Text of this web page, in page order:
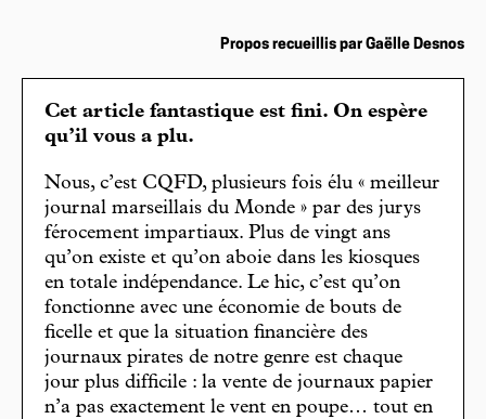
Propos recueillis par Gaëlle Desnos
Cet article fantastique est fini. On espère
qu’il vous a plu.
Nous, c’est CQFD, plusieurs fois élu « meilleur
journal marseillais du Monde » par des jurys
férocement impartiaux. Plus de vingt ans
qu’on existe et qu’on aboie dans les kiosques
en totale indépendance. Le hic, c’est qu’on
fonctionne avec une économie de bouts de
ficelle et que la situation financière des
journaux pirates de notre genre est chaque
jour plus difficile : la vente de journaux papier
n’a pas exactement le vent en poupe… tout en